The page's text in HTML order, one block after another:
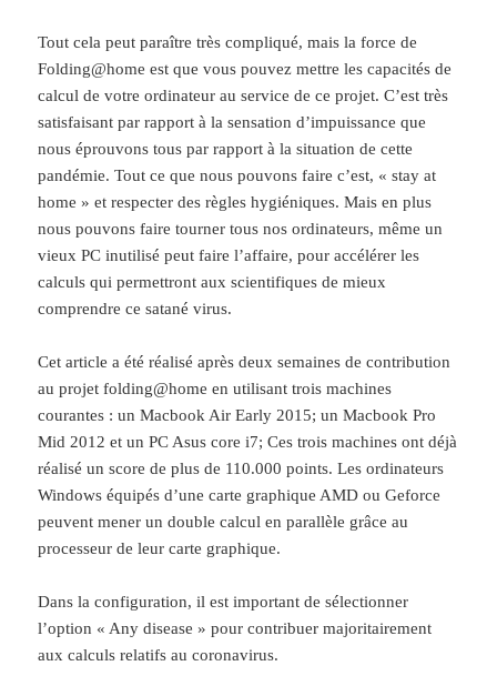
Tout cela peut paraître très compliqué, mais la force de
Folding@home est que vous pouvez mettre les capacités de
calcul de votre ordinateur au service de ce projet. C’est très
satisfaisant par rapport à la sensation d’impuissance que
nous éprouvons tous par rapport à la situation de cette
pandémie. Tout ce que nous pouvons faire c’est, « stay at
home » et respecter des règles hygiéniques. Mais en plus
nous pouvons faire tourner tous nos ordinateurs, même un
vieux PC inutilisé peut faire l’affaire, pour accélérer les
calculs qui permettront aux scientifiques de mieux
comprendre ce satané virus.
Cet article a été réalisé après deux semaines de contribution
au projet folding@home en utilisant trois machines
courantes : un Macbook Air Early 2015; un Macbook Pro
Mid 2012 et un PC Asus core i7; Ces trois machines ont déjà
réalisé un score de plus de 110.000 points. Les ordinateurs
Windows équipés d’une carte graphique AMD ou Geforce
peuvent mener un double calcul en parallèle grâce au
processeur de leur carte graphique.
Dans la configuration, il est important de sélectionner
l’option « Any disease » pour contribuer majoritairement
aux calculs relatifs au coronavirus.